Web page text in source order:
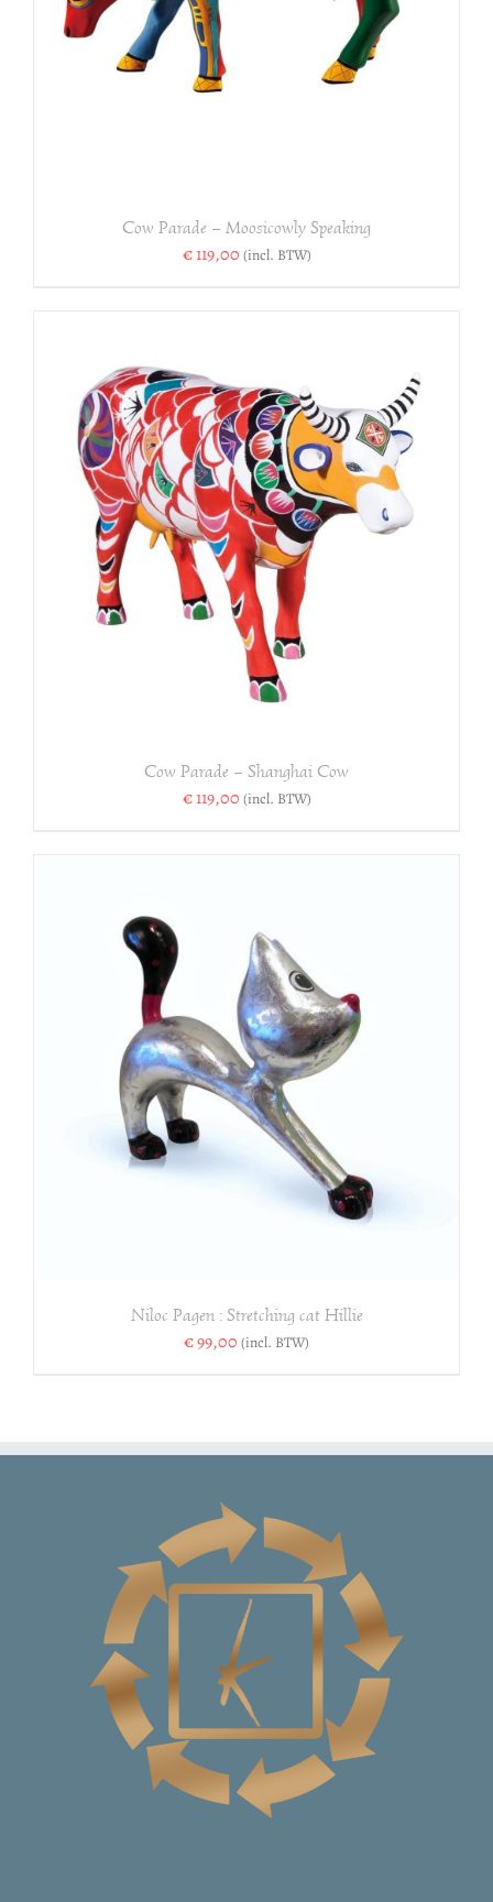
Cow Parade – Moosicowly Speaking
€119,00 (incl. BTW)
Cow Parade – Shanghai Cow
€119,00 (incl. BTW)
Niloc Pagen : Stretching cat Hillie
€99,00 (incl. BTW)